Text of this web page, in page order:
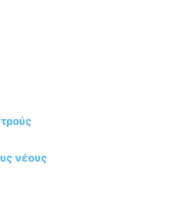
νέους